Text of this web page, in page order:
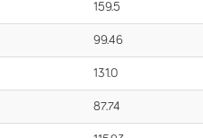
159.5
99.46
131.0
87.74